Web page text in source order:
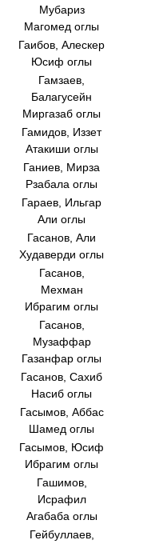
Мубариз
Магомед оглы
Гаибов, Алескер
Юсиф оглы
Гамзаев,
Балагусейн
Миргазаб оглы
Гамидов, Иззет
Атакиши оглы
Ганиев, Мирза
Рзабала оглы
Гараев, Ильгар
Али оглы
Гасанов, Али
Худаверди оглы
Гасанов,
Мехман
Ибрагим оглы
Гасанов,
Музаффар
Газанфар оглы
Гасанов, Сахиб
Насиб оглы
Гасымов, Аббас
Шамед оглы
Гасымов, Юсиф
Ибрагим оглы
Гашимов,
Исрафил
Агабаба оглы
Гейбуллаев,